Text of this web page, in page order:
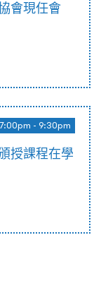
會現任會
7:00pm - 9:30pm
授課程在學